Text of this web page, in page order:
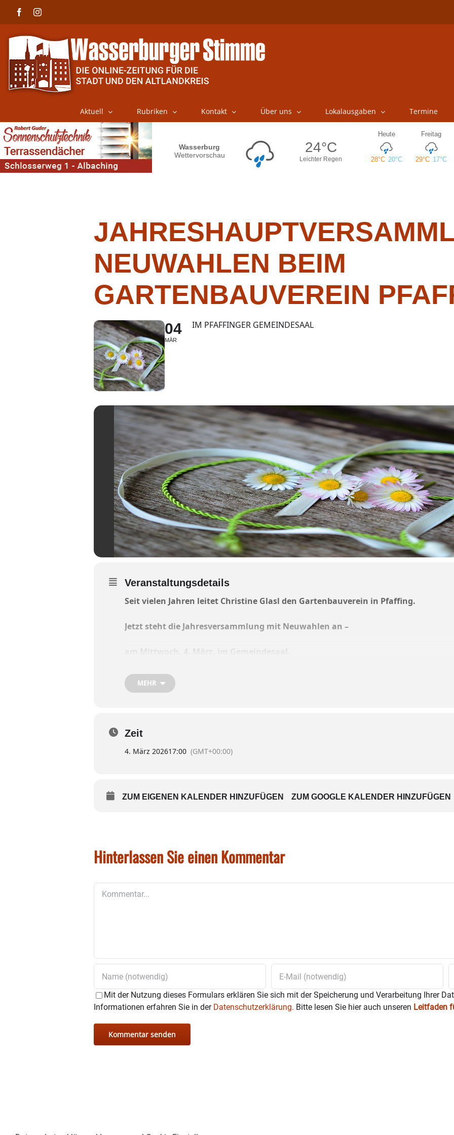
FacebookInstagram
Aktuell Rubriken Kontakt Über uns Lokalausgaben Termine
NEUWAHLEN BEIM
GARTENBAUVEREIN
04
MÄR
IM PFAFFINGER GEMEINDESAAL
Veranstaltungsdetails
Seit vielen Jahren leitet Christine Glasl den Gartenbauverein in Pfaffing.
Jetzt steht die Jahresversammlung mit Neuwahlen an –
am Mittwoch, 4. März, im Gemeindesaal.
Beginn ist um 18 Uhr,
Anita Leukert wird nach den Neuwahlen einen Vortrag zum Thema „Der Frühling
und vom Glück draußen zu sein“ halten.
Auch Nichtmitglieder sind zu den Veranstaltungen herzlich willkommen.
MEHR
Zeit
4. März 202617:00 (GMT+00:00)
ZUM EIGENEN KALENDER HINZUFÜGEN ZUM GOOGLE KALENDER HINZUFÜGEN
Hinterlassen Sie einen Kommentar
Mit der Nutzung dieses Formulars erklären Sie sich mit der Speicherung und Verarbeitung Ihrer
Informationen erfahren Sie in der Datenschutzerklärung. Bitte lesen Sie hier auch unseren Leitfaden